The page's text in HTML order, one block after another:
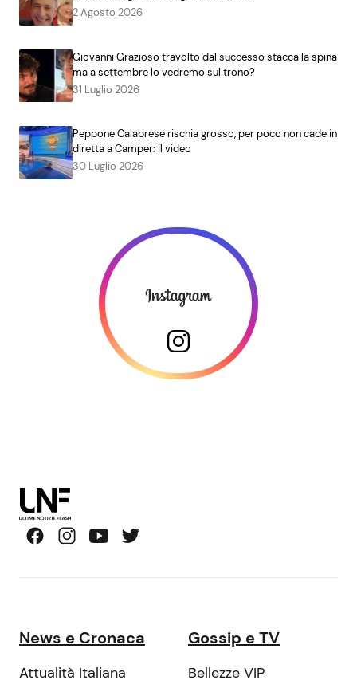
2 Agosto 2026
Giovanni Grazioso travolto dal successo stacca la spina
ma a settembre lo vedremo sul trono?
31 Luglio 2026
Peppone Calabrese rischia grosso, per poco non cade in
diretta a Camper: il video
30 Luglio 2026
News e Cronaca
Attualità Italiana
Gossip e TV
Bellezze VIP